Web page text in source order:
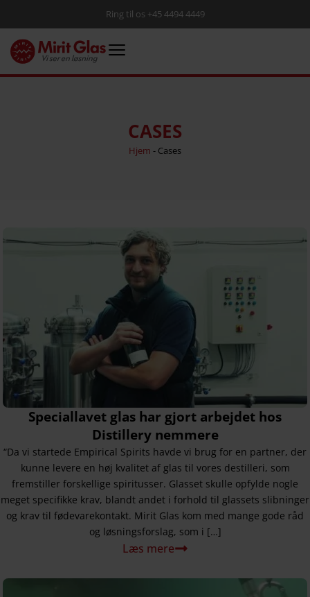
Ring til os +45 4494 4449
CASES
Hjem - Cases
Speciallavet glas har gjort arbejdet hos
Distillery nemmere
“Da vi startede Empirical Spirits havde vi brug for en partner, der
kunne levere en høj kvalitet af glas til vores destilleri, som
fremstiller forskellige spiritusser. Glasset skulle opfylde nogle
meget specifikke krav, blandt andet i forhold til glassets slibninger
og krav til fødevarekontakt. Mirit Glas kom med mange gode råd
og løsningsforslag, som i […]
Læs mere